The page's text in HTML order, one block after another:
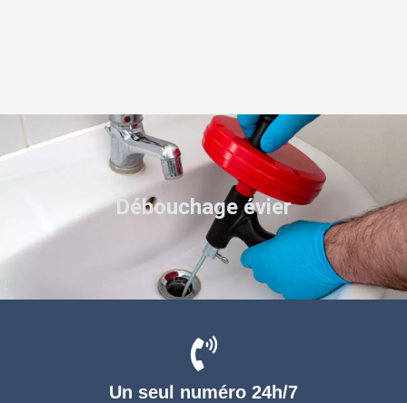
Un seul numéro 24h/7
Débouchage évier